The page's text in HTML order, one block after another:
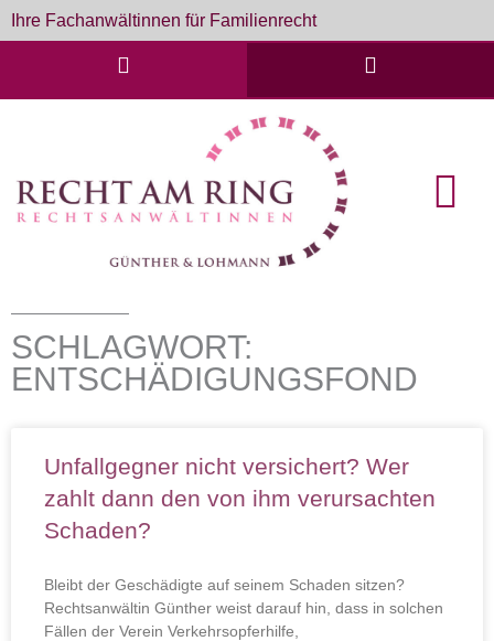
Zum
Inhalt
Ihre Fachanwältinnen für Familienrecht
SCHLAGWORT:
ENTSCHÄDIGUNGSFOND
Unfallgegner nicht versichert? Wer
zahlt dann den von ihm verursachten
Schaden?
Bleibt der Geschädigte auf seinem Schaden sitzen?
Rechtsanwältin Günther weist darauf hin, dass in solchen
Fällen der Verein Verkehrsopferhilfe,